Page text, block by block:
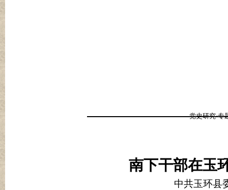
党史研究·专
南下干部在玉
中共玉环县